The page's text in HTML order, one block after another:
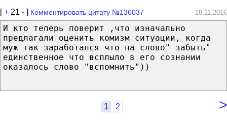
[+ 21 - ] Комментировать цитату №136037 18.11.2016
И кто теперь поверит ,что изначально
предлагали оценить комизм ситуации, когда
муж так заработался что на слово" забыть"
единственное что всплыло в его сознании
оказалось слово "вспомнить"))
>
1 2